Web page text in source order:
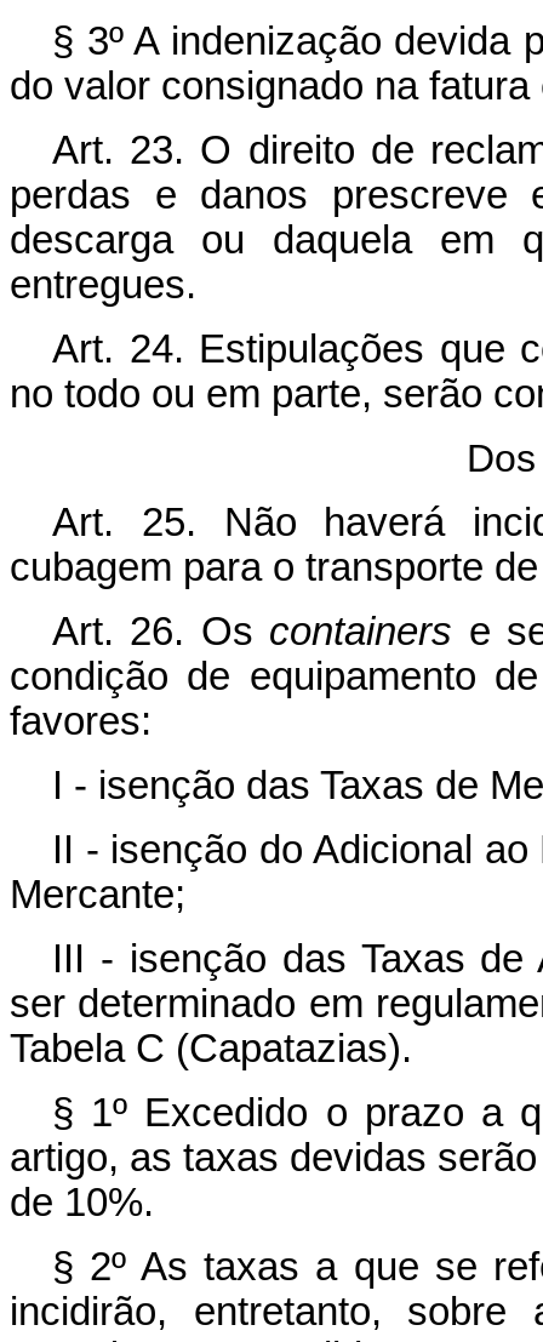
§ 3º A indenização devida
do valor consignado na fatura
Art. 23. O direito de
perdas e danos
descarga ou daquela em
entregues.
Art. 24. Estipulações que
no todo ou em parte, serão
Art. 25. Não haverá
cubagem para o transporte
Art. 26. Os containers e
condição de equipamento
favores:
I - isenção das Taxas de
II - isenção do Adicional
Mercante;
III - isenção das Taxas de
ser determinado em
Tabela C (Capatazias).
§ 1º Excedido o prazo a
artigo, as taxas devidas
de 10%.
§ 2º As taxas a que se
incidirão, entretanto, sobre